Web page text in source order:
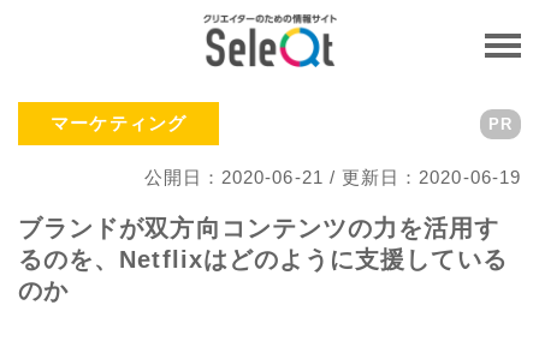
マーケティング
公開日：2020-06-21 / 更新日：2020-06-19
PR
ブランドが双方向コンテンツの力を活用す
るのを、Netflixはどのように支援している
のか